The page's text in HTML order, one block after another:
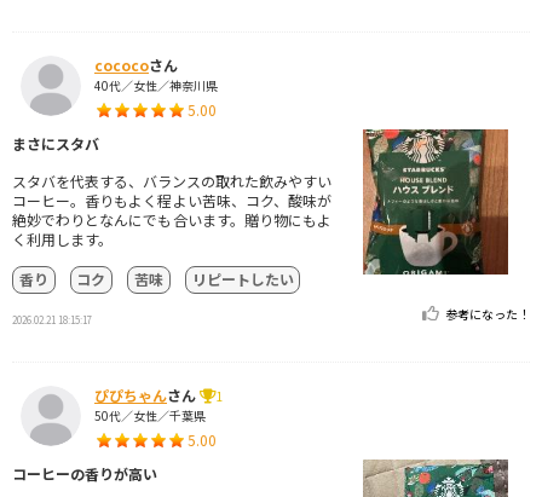
cococoさん
40代／女性／神奈川県
5.00
まさにスタバ
スタバを代表する、バランスの取れた飲みやすい
コーヒー。香りもよく程よい苦味、コク、酸味が
絶妙でわりとなんにでも合います。贈り物にもよ
く利用します。
香り
コク 苦味 リピートしたい
2026.02.21 18:15:17 参考になった！
ぴぴちゃんさん
1
50代／女性／千葉県
5.00
コーヒーの香りが高い